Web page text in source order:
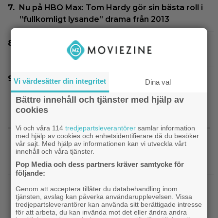
Nu på HBO Max: Tom Hardy gör sin bästa roll i
”fullkomligt lysande” drama från 2013
”The Simpsons” kan ta slut efter 40 säsonger
– tror skådespelaren bakom Bart
Bortglömd komedi från 1984 blev Robin
Williams favorit: ”Min bästa film”
SENASTE NYTT
KRÖNIKA: Pssst…sanningen är att du inte
behöver se ”The Odyssey” i IMAX
Klassiker|Glöm ”Nyckeln till frihet” – tidernas
bästa fängelsefilm är korad
Vi värdesätter din integritet Dina val
Bättre innehåll och tjänster med hjälp av
cookies
Vi och våra 114tredjepartsleverantörer samlar information
med hjälp av cookies och enhetsidentifierare då du besöker
vår sajt. Med hjälp av informationen kan vi utveckla vårt
innehåll och våra tjänster.
Pop Media och dess partners kräver samtycke för
följande:
Genom att acceptera tillåter du databehandling inom
tjänsten, avslag kan påverka användarupplevelsen. Vissa
tredjepartsleverantörer kan använda sitt berättigade intresse
för att arbeta, du kan invända mot det eller ändra andra